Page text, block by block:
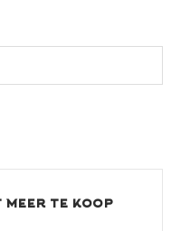
te koop